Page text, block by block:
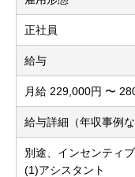
正社員
給与
月給 229,000円 〜
給与詳細（年収事例な
別途、インセンティ
(1)アシスタント